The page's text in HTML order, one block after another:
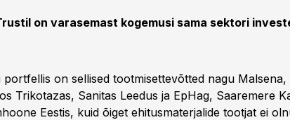
on varasemast kogemusi sama sektori
on sellised tootmisettevõtted nagu
Trikotazas, Sanitas Leedus ja EpHag, Saaremere
Eestis, kuid õiget ehitusmaterjalide tootjat ei